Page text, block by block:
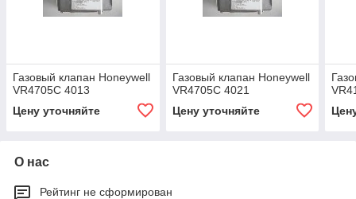
Газовый клапан Honeywell
VR4705C 4013
Цену уточняйте
Газовый клапан Honeywell
VR4705C 4021
Цену уточняйте
О нас
Рейтинг не сформирован